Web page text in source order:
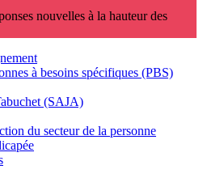
nouvelles à la hauteur des
à besoins spécifiques (PBS)
(SAJA)
du secteur de la personne